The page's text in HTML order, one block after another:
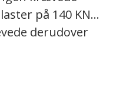
på 140 KN
derudover
af
til i alt 150
og i alt 70